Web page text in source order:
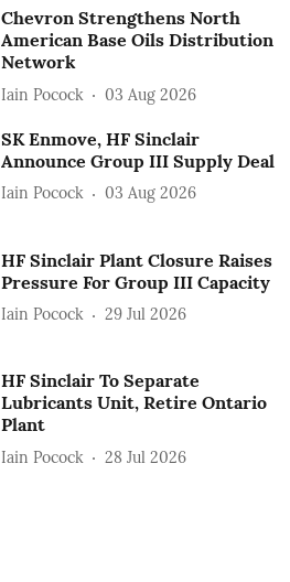
Chevron Strengthens North
American Base Oils Distribution
Network
Iain Pocock 03 Aug 2026
SK Enmove, HF Sinclair
Announce Group III Supply Deal
Iain Pocock 03 Aug 2026
HF Sinclair Plant Closure Raises
Pressure For Group III Capacity
Iain Pocock 29 Jul 2026
HF Sinclair To Separate
Lubricants Unit, Retire Ontario
Plant
Iain Pocock 28 Jul 2026